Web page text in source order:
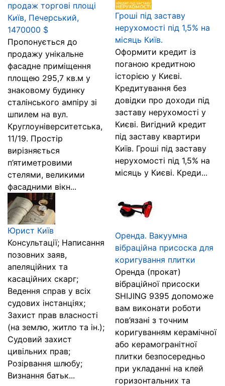
продаж торгові площі
Київ, Печерський,
1470000 $
Пропонується до
продажу унікальне
фасадне приміщення
площею 295,7 кв.м у
знаковому будинку
сталінського ампіру зі
шпилем на вул.
Круглоуніверситетська,
11/19. Простір
вирізняється
п’ятиметровими
стелями, великими
фасадними вікн...
Гроші під заставу
нерухомості під 1,5% на
місяць Київ.
Оформити кредит із
поганою кредитною
історією у Києві.
Кредитування без
довідки про доходи під
заставу нерухомості у
Києві. Вигідний кредит
під заставу квартири
Київ. Гроші під заставу
нерухомості під 1,5% на
місяць у Києві. Креди...
Юрист Київ
Консультації; Написання
позовних заяв,
апеляційних та
касаційних скарг;
Ведення справ у всіх
судових інстанціях;
Захист прав власності
(на землю, житло та ін.);
Судовий захист
цивільних прав;
Розірвання шлюбу;
Визнання батьк...
Оренда. Вакуумна
вібраційна присоска для
коригування плитки
Оренда (прокат)
вібраційної присоски
SHIJING 9395 допоможе
вам виконати роботи
пов’язані з точним
коригуванням керамічної
або керамогранітної
плитки безпосередньо
при укладанні на клей
горизонтальних та